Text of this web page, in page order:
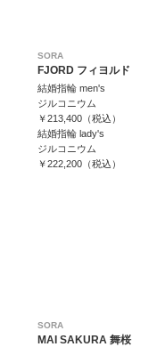
SORA
FJORD フィヨルド
結婚指輪 men's
ジルコニウム
￥213,400（税込）
結婚指輪 lady's
ジルコニウム
￥222,200（税込）
SORA
MAI SAKURA 舞桜